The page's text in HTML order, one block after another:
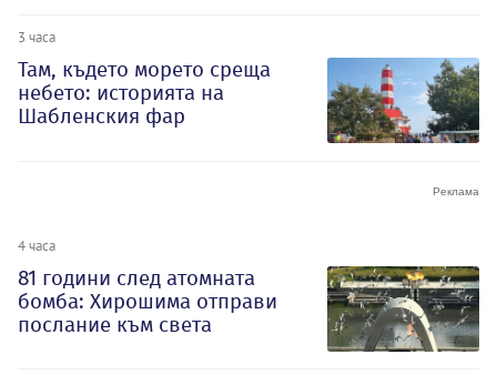
3 часа
Там, където морето среща
небето: историята на
Шабленския фар
4 часа
81 години след атомната
бомба: Хирошима отправи
послание към света